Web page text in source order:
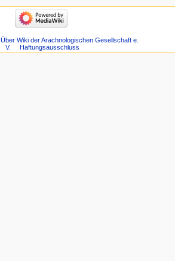
Über Wiki der Arachnologischen Gesellschaft e.
V.
Haftungsausschluss